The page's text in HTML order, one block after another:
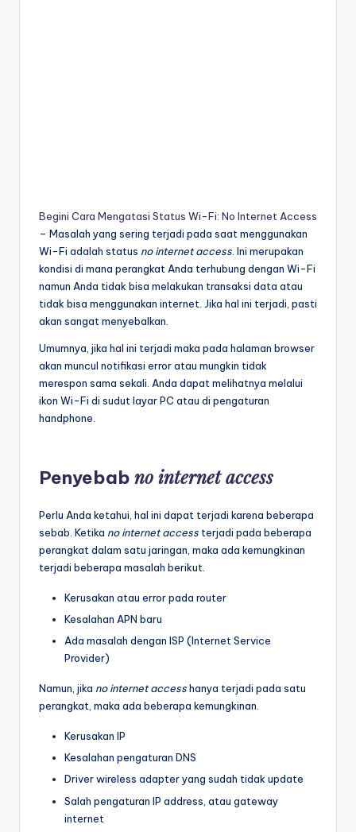
Begini Cara Mengatasi Status Wi-Fi: No Internet Access
– Masalah yang sering terjadi pada saat menggunakan
Wi-Fi adalah status no internet access . Ini merupakan
kondisi di mana perangkat Anda terhubung dengan Wi-Fi
namun Anda tidak bisa melakukan transaksi data atau
tidak bisa menggunakan internet. Jika hal ini terjadi, pasti
akan sangat menyebalkan.
Umumnya, jika hal ini terjadi maka pada halaman browser
akan muncul notifikasi error atau mungkin tidak
merespon sama sekali. Anda dapat melihatnya melalui
ikon Wi-Fi di sudut layar PC atau di pengaturan
handphone.
Penyebab no internet access
Perlu Anda ketahui, hal ini dapat terjadi karena beberapa
sebab. Ketika no internet access terjadi pada beberapa
perangkat dalam satu jaringan, maka ada kemungkinan
terjadi beberapa masalah berikut.
Kerusakan atau error pada router
Kesalahan APN baru
Ada masalah dengan ISP (Internet Service
Provider)
Namun, jika no internet accesshanya terjadi pada satu
perangkat, maka ada beberapa kemungkinan.
Kerusakan IP
Kesalahan pengaturan DNS
Driver wireless adapter yang sudah tidak update
Salah pengaturan IP address, atau gateway
internet